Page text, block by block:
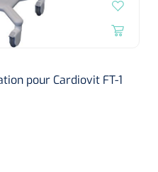
pour Cardiovit FT-1